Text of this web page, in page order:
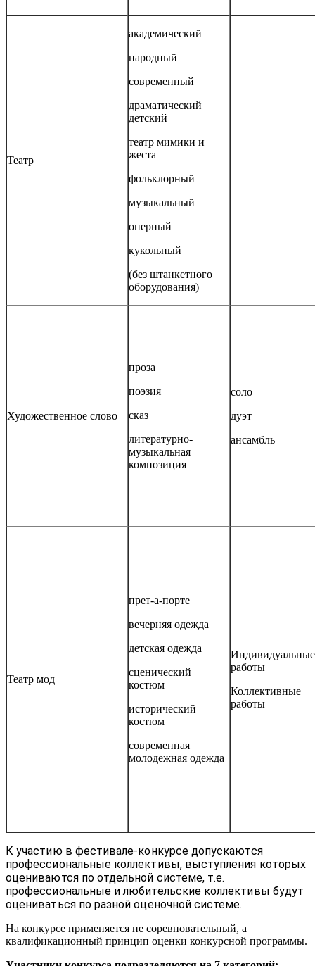
Театр
академический
народный
современный
драматический
детский
театр мимики и
жеста
фольклорный
музыкальный
оперный
кукольный
(без штанкетного
оборудования)
Художественное слово
проза
поэзия
сказ
литературно-
музыкальная
композиция
соло
дуэт
ансамбль
Театр мод
прет-а-порте
вечерняя одежда
детская одежда
сценический
костюм
исторический
костюм
современная
молодежная одежда
Индивидуальные
работы
Коллективные
работы
К участию в фестивале-конкурсе допускаются
профессиональные коллективы, выступления которых
оцениваются по отдельной системе, т.е.
профессиональные и любительские коллективы будут
оцениваться по разной оценочной системе.
На конкурсе применяется не соревновательный, а
квалификационный принцип оценки конкурсной программы.